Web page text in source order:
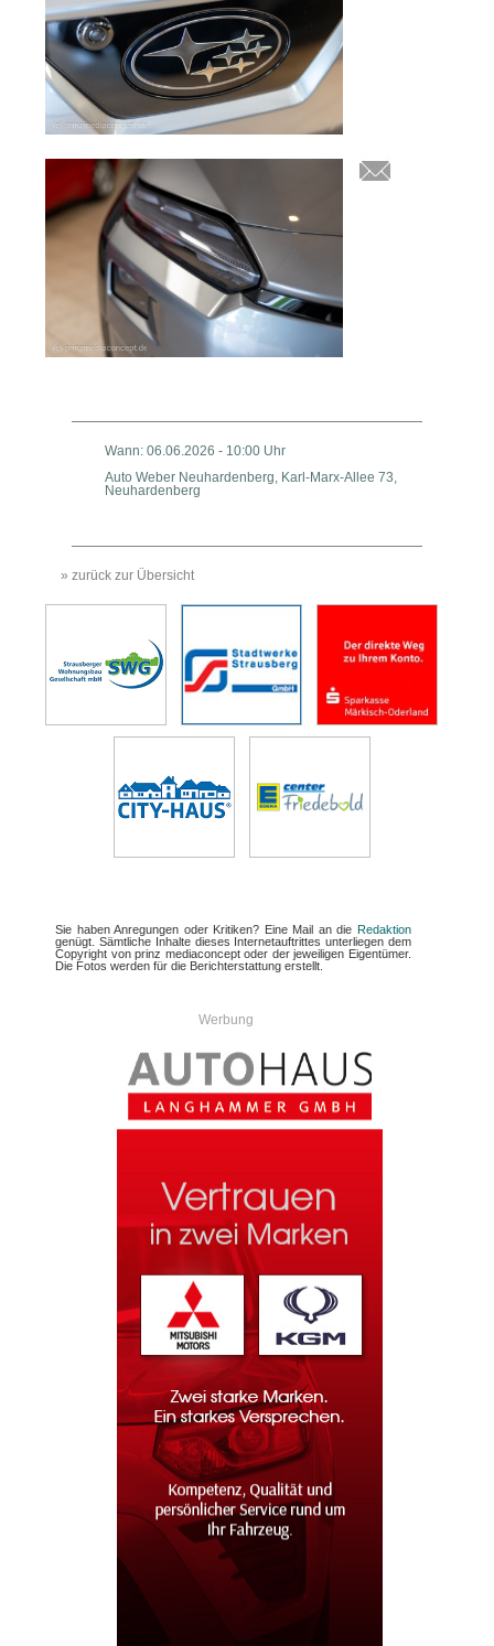
Wann: 06.06.2026 - 10:00 Uhr
Auto Weber Neuhardenberg, Karl-Marx-Allee 73,
Neuhardenberg
» zurück zur Übersicht
Sie haben Anregungen oder Kritiken? Eine Mail an die Redaktion
genügt. Sämtliche Inhalte dieses Internetauftrittes unterliegen dem
Copyright von prinz mediaconcept oder der jeweiligen Eigentümer.
Die Fotos werden für die Berichterstattung erstellt.
Werbung